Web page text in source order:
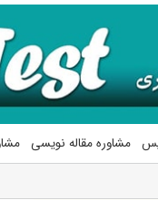
مشاوره مقاله نویسی